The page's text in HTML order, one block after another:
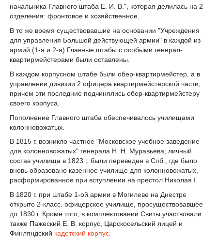
начальника Главного штаба Е. И. В.", которая делилась на 2
отделения: фронтовое и хозяйственное.
В то же время существовавшие на основании "Учреждения
для управления Большой действующей армии" в каждой из
армий (1-я и 2-я) Главные штабы с особыми генерал-
квартирмейстерами были оставлены.
В каждом корпусном штабе были обер-квартирмейстер, а в
управлении дивизии 2 офицера квартирмейстерской части,
причем эти последние подчинялись обер-квартирмейстеру
своего корпуса.
Пополнение Главного штаба обеспечивалось училищами
колонновожатых.
В 1815 г. возникло частное "Московское учебное заведение
для колонновожатых" генерала Н. Н. Муравьева; личный
состав училища в 1823 г. были переведен в Спб., где было
вновь образовано казенное училище для колонновожатых,
расформированное при вступлении на престол Николая I.
В 1820 г. при штабе 1-ой армии в Могилеве на Днестре
открыто 2-класс. офицерское училище, просуществовавшее
до 1830 г. Кроме того, в комплектовании Свиты участвовали
также Пажеский Е. В. корпус, Царскосельский лицей и
Финляндский кадетский корпус